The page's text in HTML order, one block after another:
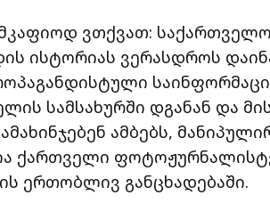
ვთქვათ:
ისტორიას ვერასდროს
სამსახურში დგანან და
ამბებს,
ქართველი
ერთობლივ განცხადებაში.